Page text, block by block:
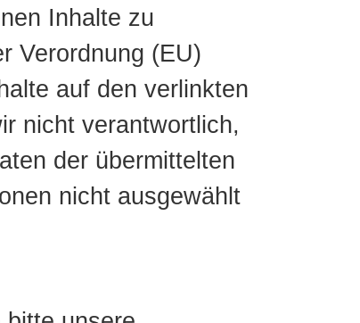
Inhalte zu
Verordnung (EU)
auf den verlinkten
nicht verantwortlich,
der übermittelten
nicht ausgewählt